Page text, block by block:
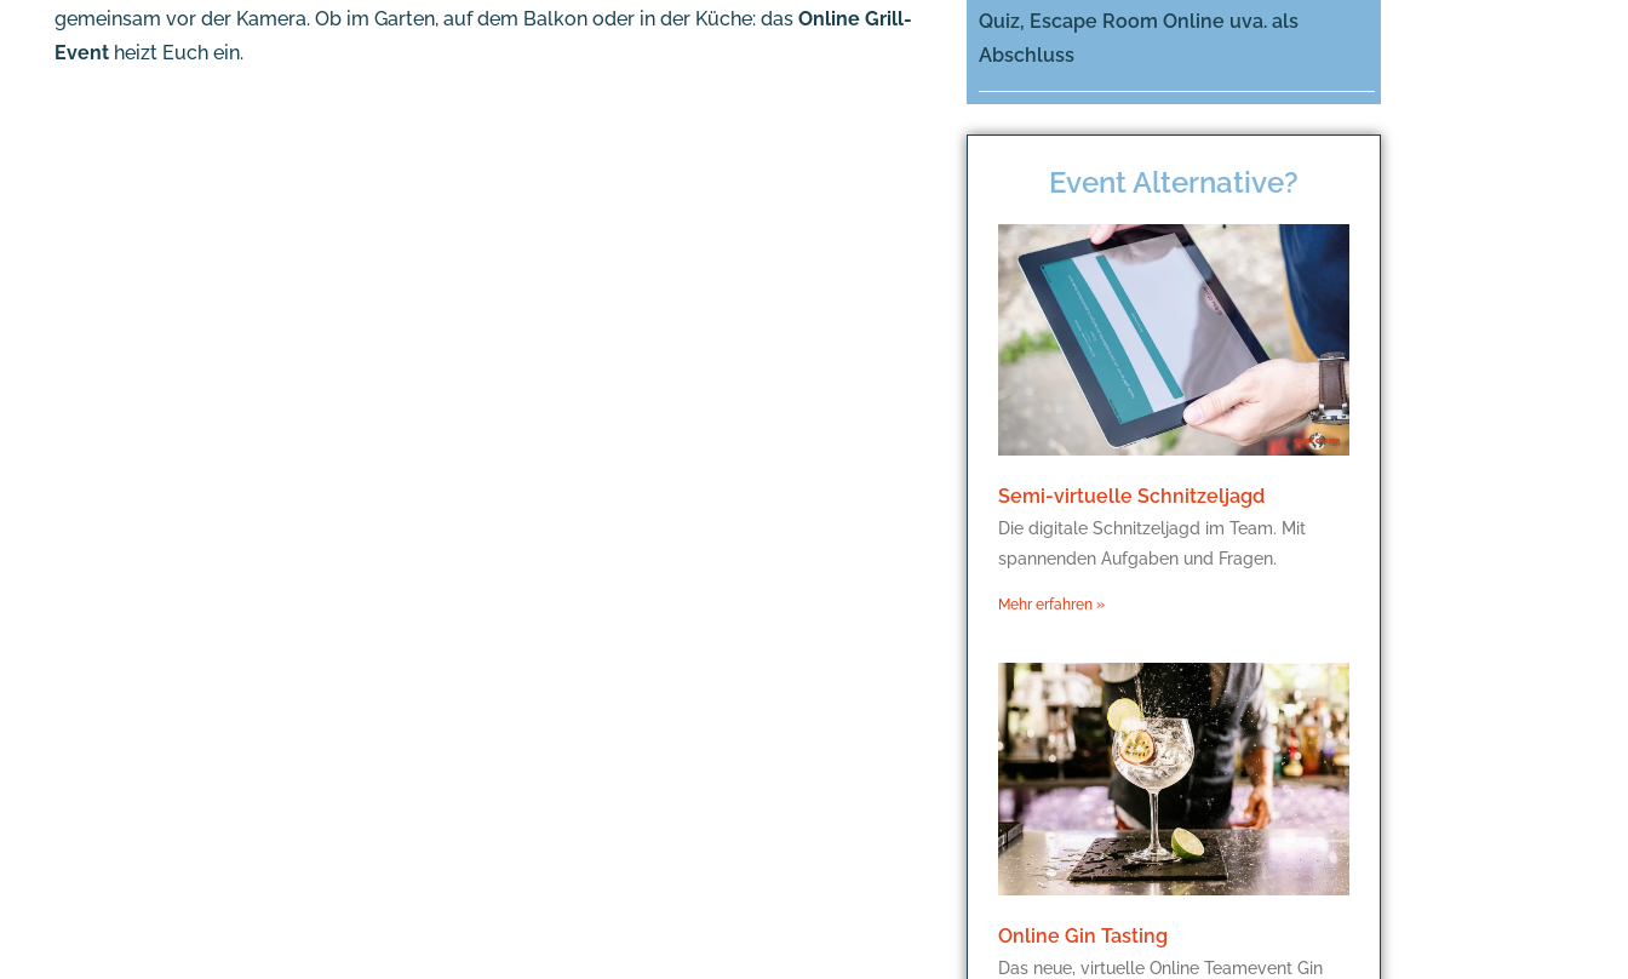
gemeinsam vor der Kamera. Ob im Garten, auf dem Balkon oder in der Küche: das Online Grill-
Event heizt Euch ein.
Quiz, Escape Room Online uva. als
Abschluss
Event Alternative?
Semi-virtuelle Schnitzeljagd
Die digitale Schnitzeljagd im Team. Mit
spannenden Aufgaben und Fragen.
Mehr erfahren »
Online Gin Tasting
Das neue, virtuelle Online Teamevent Gin